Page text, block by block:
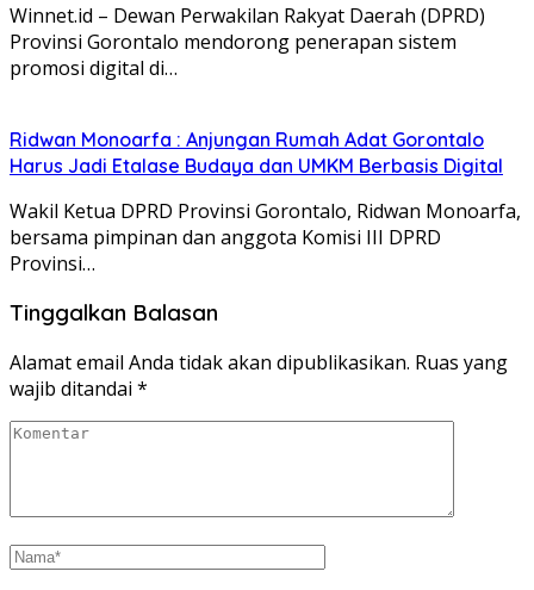
Winnet.id – Dewan Perwakilan Rakyat Daerah (DPRD)
Provinsi Gorontalo mendorong penerapan sistem
promosi digital di…
Ridwan Monoarfa : Anjungan Rumah Adat Gorontalo
Harus Jadi Etalase Budaya dan UMKM Berbasis Digital
Wakil Ketua DPRD Provinsi Gorontalo, Ridwan Monoarfa,
bersama pimpinan dan anggota Komisi III DPRD
Provinsi…
Tinggalkan Balasan
Alamat email Anda tidak akan dipublikasikan. Ruas yang
wajib ditandai *